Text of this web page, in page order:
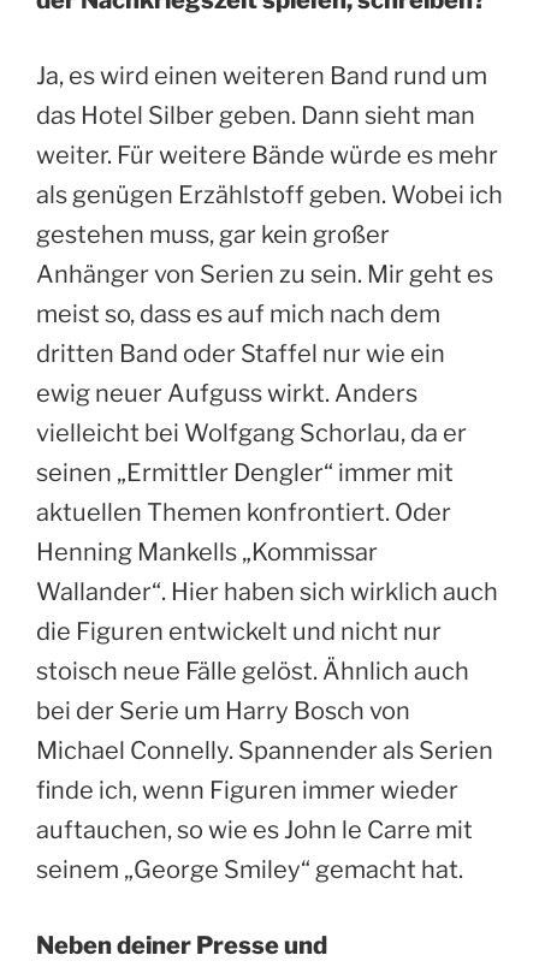
Ja, es wird einen weiteren Band rund um
das Hotel Silber geben. Dann sieht man
weiter. Für weitere Bände würde es mehr
als genügen Erzählstoff geben. Wobei ich
gestehen muss, gar kein großer
Anhänger von Serien zu sein. Mir geht es
meist so, dass es auf mich nach dem
dritten Band oder Staffel nur wie ein
ewig neuer Aufguss wirkt. Anders
vielleicht bei Wolfgang Schorlau, da er
seinen „Ermittler Dengler“ immer mit
aktuellen Themen konfrontiert. Oder
Henning Mankells „Kommissar
Wallander“. Hier haben sich wirklich auch
die Figuren entwickelt und nicht nur
stoisch neue Fälle gelöst. Ähnlich auch
bei der Serie um Harry Bosch von
Michael Connelly. Spannender als Serien
finde ich, wenn Figuren immer wieder
auftauchen, so wie es John le Carre mit
seinem „George Smiley“ gemacht hat.
Neben deiner Presse und